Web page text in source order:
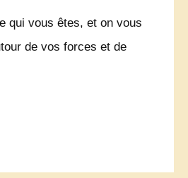
qui vous êtes, et on vous
de vos forces et de